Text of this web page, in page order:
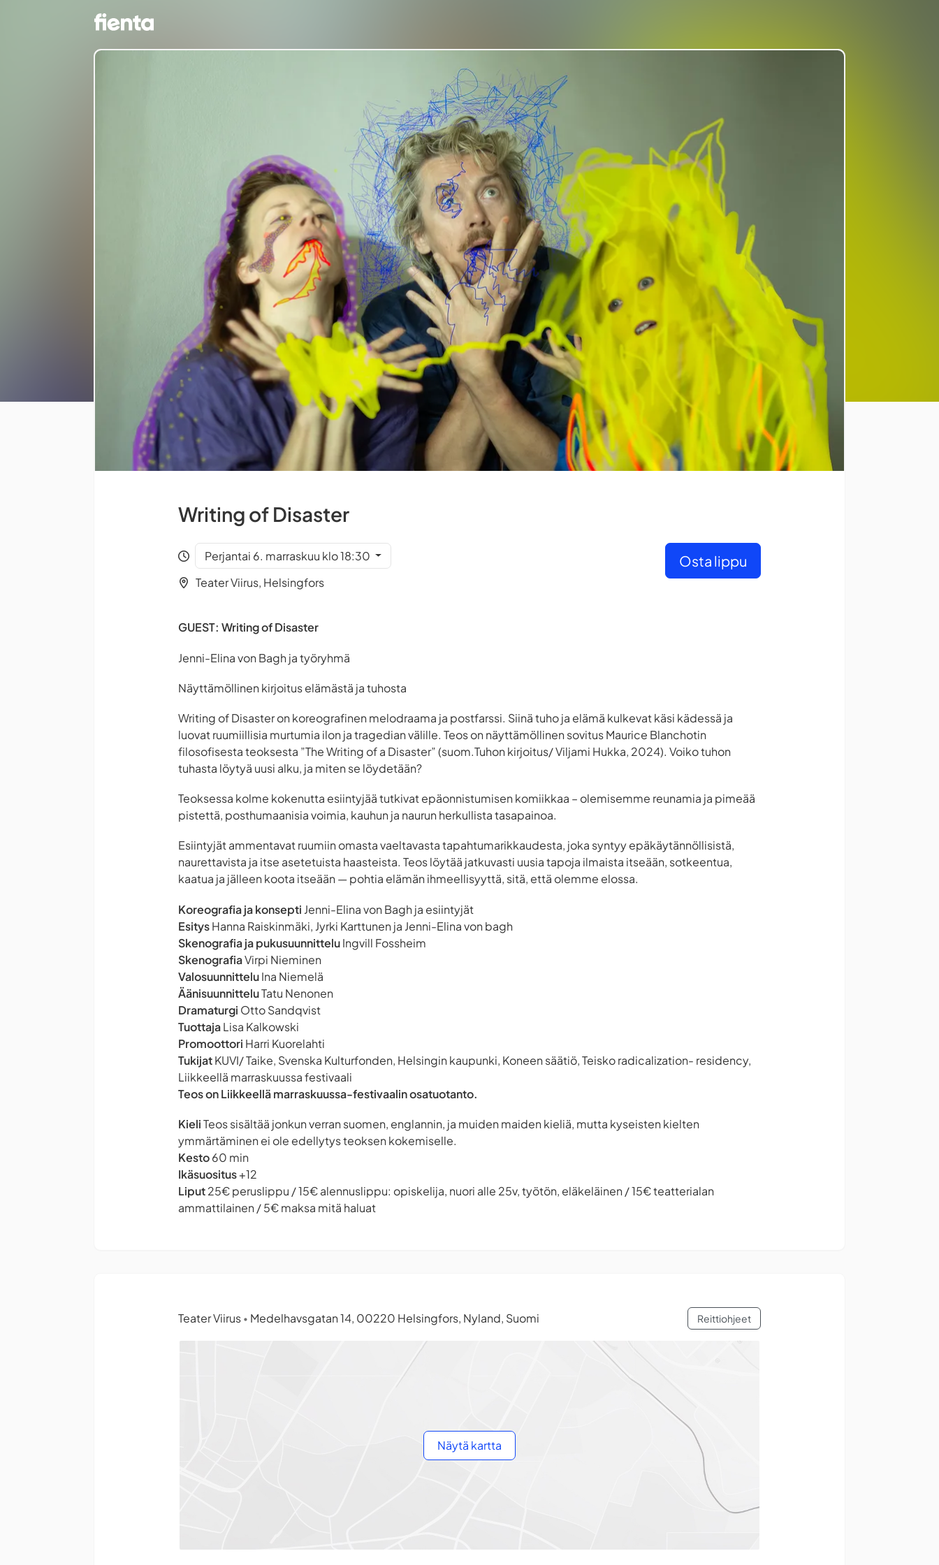
Writing of Disaster
Perjantai 6. marraskuu klo 18:30
Teater Viirus, Helsingfors
Osta lippu
GUEST: Writing of Disaster
Jenni-Elina von Bagh ja työryhmä
Näyttämöllinen kirjoitus elämästä ja tuhosta
Writing of Disasteron koreografinen melodraama ja postfarssi. Siinä tuho ja elämä kulkevat käsi kädessä ja
luovat ruumiillisia murtumia ilon ja tragedian välille. Teos on näyttämöllinen sovitus Maurice Blanchotin
filosofisesta teoksesta ”The Writing of a Disaster” (suom.Tuhon kirjoitus/ Viljami Hukka, 2024). Voiko tuhon
tuhasta löytyä uusi alku, ja miten se löydetään?
Teoksessa kolme kokenutta esiintyjää tutkivat epäonnistumisen komiikkaa – olemisemme reunamia ja pimeää
pistettä, posthumaanisia voimia, kauhun ja naurun herkullista tasapainoa.
Esiintyjät ammentavat ruumiin omasta vaeltavasta tapahtumarikkaudesta, joka syntyy epäkäytännöllisistä,
naurettavista ja itse asetetuista haasteista. Teos löytää jatkuvasti uusia tapoja ilmaista itseään, sotkeentua,
kaatua ja jälleen koota itseään — pohtia elämän ihmeellisyyttä, sitä, että olemme elossa.
Koreografia ja konsepti Jenni-Elina von Bagh ja esiintyjät
EsitysHanna Raiskinmäki, Jyrki Karttunen ja Jenni-Elina von bagh
Skenografia ja pukusuunnitteluIngvill Fossheim
SkenografiaVirpi Nieminen
ValosuunnitteluIna Niemelä
ÄänisuunnitteluTatu Nenonen
Dramaturgi Otto Sandqvist
TuottajaLisa Kalkowski
Promoottori Harri Kuorelahti
TukijatKUVI/ Taike, Svenska Kulturfonden, Helsingin kaupunki, Koneen säätiö, Teisko radicalization- residency,
Liikkeellä marraskuussa festivaali
Teos on Liikkeellä marraskuussa-festivaalin osatuotanto.
KieliTeos sisältää jonkun verran suomen, englannin, ja muiden maiden kieliä, mutta kyseisten kielten
ymmärtäminen ei ole edellytys teoksen kokemiselle.
Kesto60 min
Ikäsuositus+12
Liput25€ peruslippu / 15€ alennuslippu: opiskelija, nuori alle 25v, työtön, eläkeläinen / 15€ teatterialan
ammattilainen / 5€ maksa mitä haluat
Teater Viirus • Medelhavsgatan 14, 00220 Helsingfors, Nyland, Suomi Reittiohjeet
Näytä kartta